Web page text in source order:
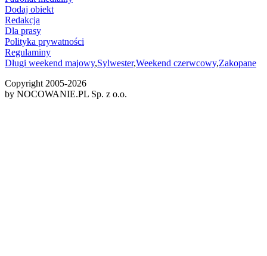
Dodaj obiekt
Redakcja
Dla prasy
Polityka prywatności
Regulaminy
Długi weekend majowy,Sylwester,Weekend czerwcowy,Zakopane
Copyright 2005-2026
by NOCOWANIE.PL Sp. z o.o.